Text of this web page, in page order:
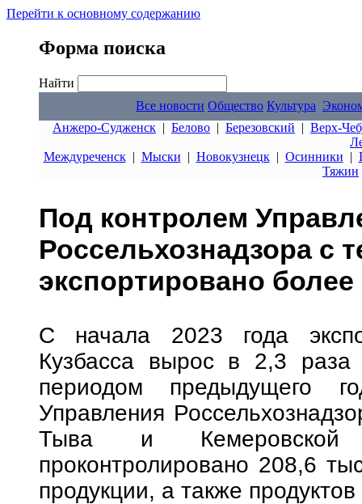
Перейти к основному содержанию
Форма поиска
Найти
Все новости Общество Культура
Анжеро-Судженск | Белово | Березовский | Верх-
Междуреченск| Мыски | Новокузнецк| Осинники |
Тяжин
Под контролем
Россельхознадзора с
экспортировано
С начала 2023 года
Кузбасса вырос в 2,3
периодом предыдущего
Управления
Тыва и
проконтролировано 208,6
продукции, а также